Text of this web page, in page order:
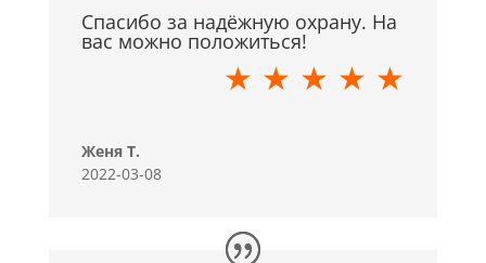
Спасибо за надёжную охрану. На
вас можно положиться!
★ ★ ★ ★ ★
Женя Т.
2022-03-08